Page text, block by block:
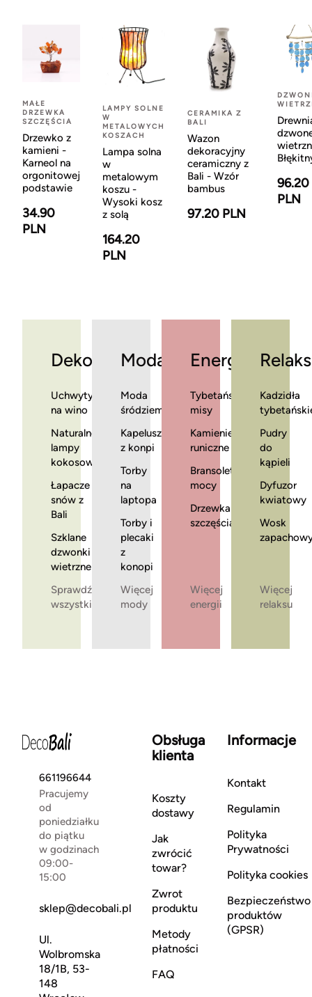
MAŁE
DRZEWKA
SZCZĘŚCIA
Drzewko z
kamieni -
Karneol na
orgonitowej
podstawie
34.90
PLN
LAMPY SOLNE
W
METALOWYCH
KOSZACH
Lampa solna
w
metalowym
koszu -
Wysoki kosz
z solą
164.20
PLN
CERAMIKA Z
BALI
Wazon
dekoracyjny
ceramiczny z
Bali - Wzór
bambus
97.20 PLN
96.20
PLN
Dekoracje
Uchwyty
na wino
Naturalne
lampy
kokosowe
Łapacze
snów z
Bali
Szklane
dzwonki
wietrzne
Sprawdź
wszystkie
Moda
Moda
śródziemnomorska
Kapelusze
z konpi
Torby
na
laptopa
Torby i
plecaki
z
konopi
Więcej
mody
Energia
Tybetańskie
misy
Kamienie
runiczne
Bransoletki
mocy
Drzewka
szczęścia
Więcej
energii
Relaks
Kadzidła
Pudry
do
kąpieli
Dyfuzor
kwiatowy
Wosk
Więcej
relaksu
661196644
Pracujemy
od
poniedziałku
do piątku
w godzinach
09:00-
15:00
sklep@decobali.pl
Ul.
Wolbromska
18/1B, 53-
148
Obsługa
klienta
Koszty
dostawy
Jak
zwrócić
towar?
Zwrot
produktu
Metody
płatności
FAQ
Informacje
Kontakt
Regulamin
Polityka
Prywatności
Polityka cookies
Bezpieczeństwo
produktów
(GPSR)